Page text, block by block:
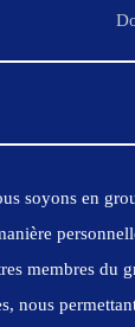
soyons en
membres du
nous